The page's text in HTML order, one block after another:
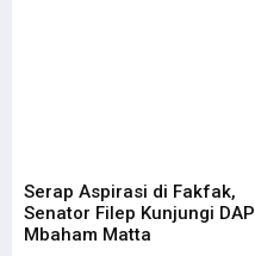
Serap Aspirasi di Fakfak,
Senator Filep Kunjungi DAP
Mbaham Matta